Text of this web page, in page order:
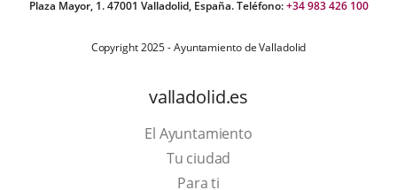
Plaza Mayor, 1. 47001 Valladolid, España. Teléfono:+34 983 426 100
Copyright 2025 - Ayuntamiento de Valladolid
valladolid.es
El Ayuntamiento
Tu ciudad
Para ti